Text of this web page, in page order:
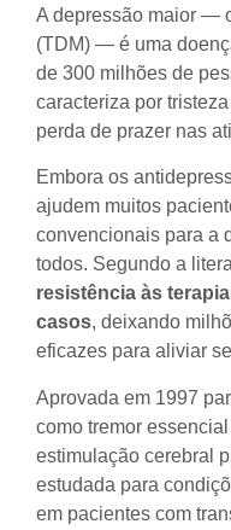
A depressão maior —
(TDM) — é uma
de 300 milhões de
caracteriza por
perda de prazer nas
Embora os
ajudem muitos
convencionais para a
todos. Segundo a
resistência às
casos, deixando
eficazes para aliviar
Aprovada em 1997
como tremor
estimulação cerebral
estudada para
em pacientes com